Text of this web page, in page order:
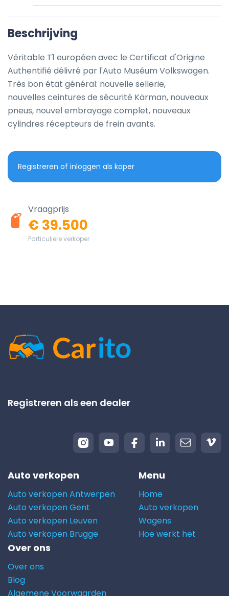
Beschrijving
Véritable T1 européen avec le Certificat d'Origine
Authentifié délivré par l'Auto Muséum Volkswagen.
Très bon état général: nouvelle sellerie,
nouvelles ceintures de sécurité Kärman, nouveaux
pneus, nouvel embrayage complet, nouveaux
cylindres récepteurs de frein avants.
Registreren of inloggen als koper
Vraagprijs
€ 39.500
Particuliere verkoper
Registreren als een dealer
Auto verkopen
Auto verkopen Antwerpen
Auto verkopen Gent
Auto verkopen Leuven
Auto verkopen Brugge
Menu
Home
Auto verkopen
Wagens
Hoe werkt het
Over ons
Over ons
Blog
Algemene Voorwaarden